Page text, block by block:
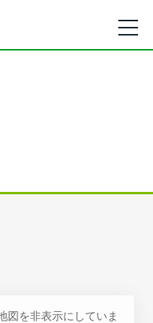
図を非表示にしていま